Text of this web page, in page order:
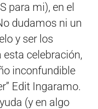
para mi), en el
dudamos ni un
y ser los
celebración,
inconfundible
Edit Ingaramo.
(y en algo